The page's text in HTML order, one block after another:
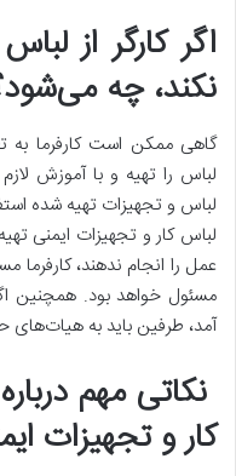
اگر کارگر از
نکند، چه
گاهی ممکن است کارفرما به
لباس را تهیه و با آموزش لازم
لباس و تجهیزات تهیه شده
لباس کار و تجهیزات ایمنی
عمل را انجام ندهند، کارفرما
مسئول خواهد بود. همچنین
آمد، طرفین باید به هیات‌های
نکاتی مهم
کار و تجهیزات